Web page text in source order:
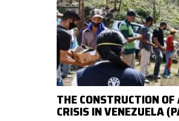
THE CONSTRUCTION OF
CRISIS IN VENEZUELA